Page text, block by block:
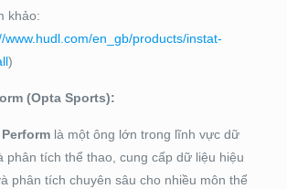
khảo:
www.hudl.com/en_gb/products/instat-
)
(Opta Sports):
là một ông lớn trong lĩnh vực dữ
phân tích thể thao, cung cấp dữ liệu hiệu
phân tích chuyên sâu cho nhiều môn thể